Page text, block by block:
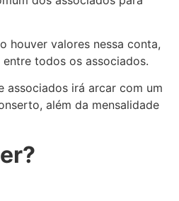
houver valores nessa conta,
todos os associados.
associados irá arcar com um
além da mensalidade